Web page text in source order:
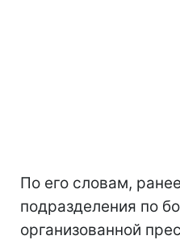
По его словам,
подразделения по
организованной